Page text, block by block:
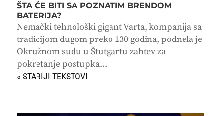
ŠTA ĆE BITI SA POZNATIM BRENDOM
BATERIJA?
Nemački tehnološki gigant Varta, kompanija sa
tradicijom dugom preko 130 godina, podnela je
Okružnom sudu u Štutgartu zahtev za
pokretanje postupka...
« STARIJI UNOSI